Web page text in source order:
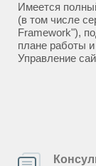
Имеется
(в том числе
Framework"),
плане работы
Управление